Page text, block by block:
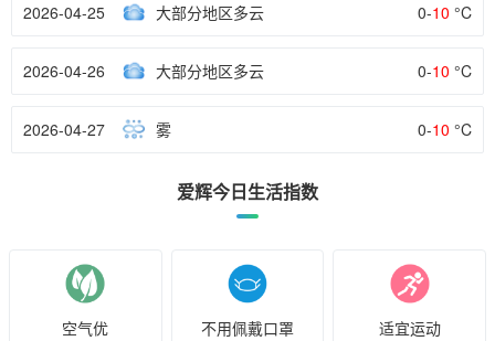
2026-04-25 大部分地区多云 0-10 °C
2026-04-26 大部分地区多云 0-10 °C
2026-04-27 雾 0-10 °C
爱辉今日生活指数
空气优 不用佩戴口罩 适宜运动